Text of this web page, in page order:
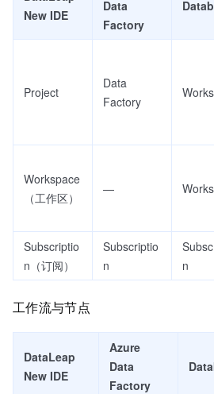
New IDE
Data
Factory
Project
Data
Factory
Workspace
（工作区）
—
Subscriptio
n（订阅）
Subscriptio
n
n
工作流与节点
DataLeap
New IDE
Azure
Data
Factory